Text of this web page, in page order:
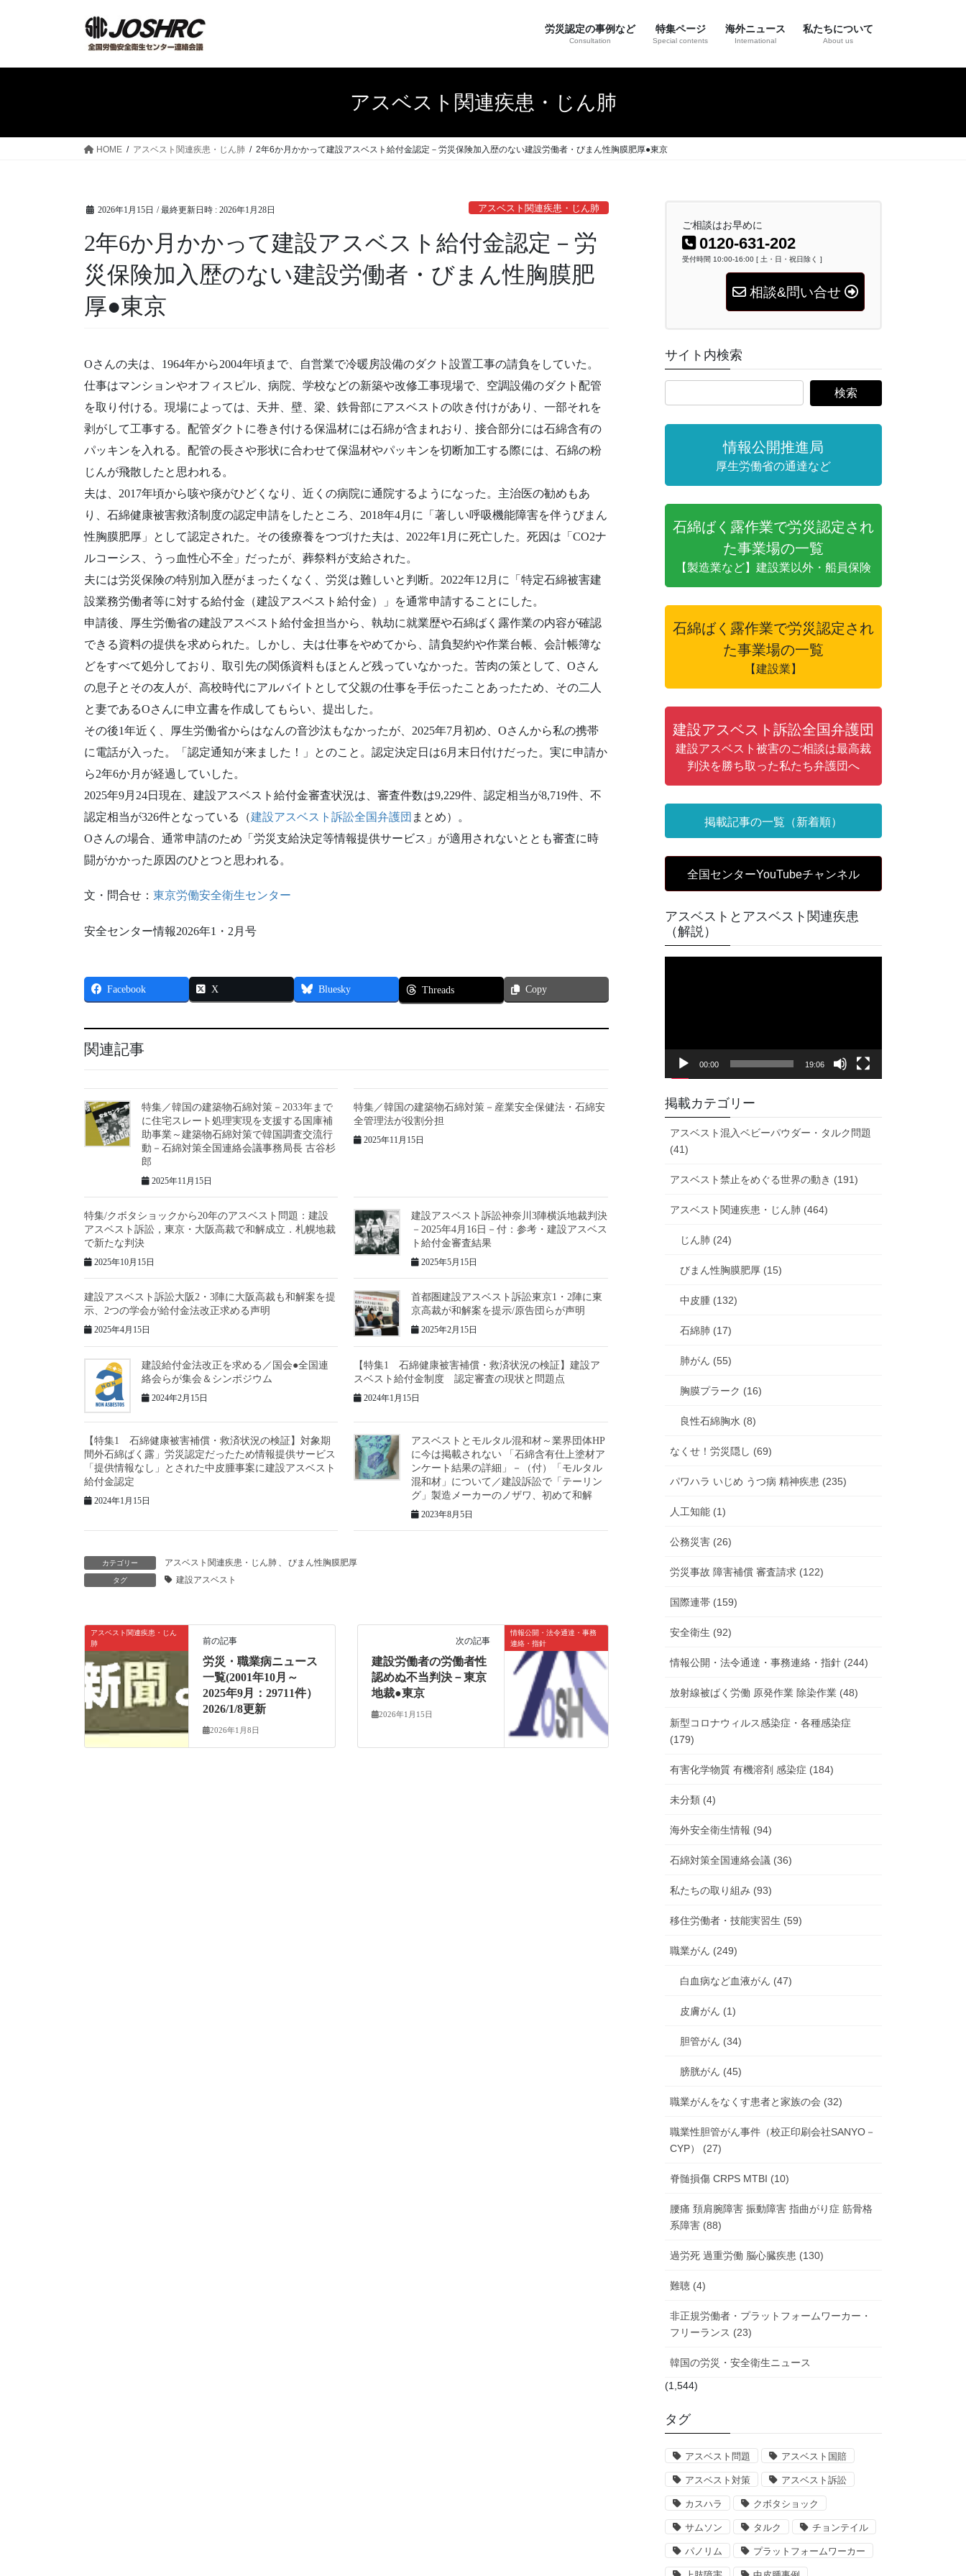
労災認定の事例など
Consultation
特集ページ
Special contents
海外ニュース
International
私たちについて
About us
アスベスト関連疾患・じん肺
HOME アスベスト関連疾患・じん肺 2年6か月かかって建設アスベスト給付金認定－労災保険加入歴のない建設労働者・びまん性胸膜肥厚●東京
2026年1月15日 / 最終更新日時 : 2026年1月28日 アスベスト関連疾患・じん肺
2年6か月かかって建設アスベスト給付金認定－労
災保険加入歴のない建設労働者・びまん性胸膜肥
厚●東京
Oさんの夫は、1964年から2004年頃まで、自営業で冷暖房設備のダクト設置工事の請負をしていた。
仕事はマンションやオフィスピル、病院、学校などの新築や改修工事現場で、空調設備のダクト配管
を取り付ける。現場によっては、天井、壁、梁、鉄骨部にアスベストの吹き付けがあり、一部それを
剥がして工事する。配管ダクトに巻き付ける保温材には石綿が含まれおり、接合部分には石綿含有の
パッキンを入れる。配管の長さや形状に合わせて保温材やパッキンを切断加工する際には、石綿の粉
じんが飛散したと思われる。
夫は、2017年頃から咳や痰がひどくなり、近くの病院に通院するようになった。主治医の勧めもあ
り、石綿健康被害救済制度の認定申請をしたところ、2018年4月に「著しい呼吸機能障害を伴うびまん
性胸膜肥厚」として認定された。その後療養をつづけた夫は、2022年1月に死亡した。死因は「CO2ナ
ルコーシス、うっ血性心不全」だったが、葬祭料が支給された。
夫には労災保険の特別加入歴がまったくなく、労災は難しいと判断。2022年12月に「特定石綿被害建
設業務労働者等に対する給付金（建設アスベスト給付金）」を通常申請することにした。
申請後、厚生労働省の建設アスベスト給付金担当から、執劫に就業歴や石綿ばく露作業の内容が確認
できる資料の提供を求められた。しかし、夫は仕事をやめてから、請負契約や作業台帳、会計帳簿な
どをすべて処分しており、取引先の関係資料もほとんど残っていなかった。苦肉の策として、Oさん
の息子とその友人が、高校時代にアルバイトとして父親の仕事を手伝ったことあったため、その二人
と妻であるOさんに申立書を作成してもらい、提出した。
その後1年近く、厚生労働省からはなんの音沙汰もなかったが、2025年7月初め、Oさんから私の携帯
に電話が入った。「認定通知が来ました！」とのこと。認定決定日は6月末日付けだった。実に申請か
ら2年6か月が経過していした。
2025年9月24日現在、建設アスベスト給付金審査状況は、審査件数は9,229件、認定相当が8,719件、不
認定相当が326件となっている（建設アスベスト訴訟全国弁護団 まとめ）。
Oさんの場合、通常申請のため「労災支給決定等情報提供サービス」が適用されないととも審査に時
闘がかかった原因のひとつと思われる。
文・問合せ： 東京労働安全衛生センター
安全センター情報2026年1・2月号
Facebook X Bluesky Threads Copy
関連記事
特集／韓国の建築物石綿対策－2033年まで
に住宅スレート処理実現を支援する国庫補
助事業～建築物石綿対策で韓国調査交流行
動－石綿対策全国連絡会議事務局長 古谷杉
郎
2025年11月15日
特集／韓国の建築物石綿対策－産業安全保健法・石綿安
全管理法が役割分担
2025年11月15日
特集/クボタショックから20年のアスベスト問題：建設
アスベスト訴訟，東京・大阪高裁で和解成立．札幌地裁
で新たな判決
2025年10月15日
建設アスベスト訴訟神奈川3陣横浜地裁判決
－2025年4月16日－付：参考・建設アスベス
ト給付金審査結果
2025年5月15日
建設アスベスト訴訟大阪2・3陣に大阪高裁も和解案を提
示、2つの学会が給付金法改正求める声明
2025年4月15日
首都圏建設アスベスト訴訟東京1・2陣に東
京高裁が和解案を提示/原告団らが声明
2025年2月15日
建設給付金法改正を求める／国会●全国連
絡会らが集会＆シンポジウム
2024年2月15日
【特集1 石綿健康被害補償・救済状況の検証】建設ア
スベスト給付金制度 認定審査の現状と問題点
2024年1月15日
【特集1 石綿健康被害補償・救済状況の検証】対象期
間外石綿ばく露」労災認定だったため情報提供サービス
「提供情報なし」とされた中皮腫事案に建設アスベスト
給付金認定
2024年1月15日
アスベストとモルタル混和材～業界団体HP
に今は掲載されない 「石綿含有仕上塗材ア
ンケート結果の詳細」－（付）「モルタル
混和材」について／建設訴訟で「テーリン
グ」製造メーカーのノザワ、初めて和解
2023年8月5日
カテゴリー アスベスト関連疾患・じん肺 、 びまん性胸膜肥厚
タグ 建設アスベスト
アスベスト関連疾患・じん
肺
前の記事
労災・職業病ニュース
一覧(2001年10月～
2025年9月：29711件）
2026/1/8更新
2026年1月8日
情報公開・法令通達・事務
連絡・指針
次の記事
建設労働者の労働者性
認めぬ不当判決－東京
地裁●東京
2026年1月15日
ご相談はお早めに
0120-631-202
受付時間 10:00-16:00 [ 土・日・祝日除く ]
相談&問い合せ
サイト内検索
情報公開推進局
厚生労働省の通達など
石綿ばく露作業で労災認定され
た事業場の一覧
【製造業など】建設業以外・船員保険
石綿ばく露作業で労災認定され
た事業場の一覧
【建設業】
建設アスベスト訴訟全国弁護団
建設アスベスト被害のご相談は最高裁
判決を勝ち取った私たち弁護団へ
掲載記事の一覧（新着順）
全国センターYouTubeチャンネル
アスベストとアスベスト関連疾患
（解説）
ヤ
00:00 19:06
掲載カテゴリー
アスベスト混入ベビーパウダー・タルク問題
(41)
アスベスト禁止をめぐる世界の動き (191)
アスベスト関連疾患・じん肺 (464)
じん肺 (24)
びまん性胸膜肥厚 (15)
中皮腫 (132)
石綿肺 (17)
肺がん (55)
胸膜プラーク (16)
良性石綿胸水 (8)
なくせ！労災隠し (69)
パワハラ いじめ うつ病 精神疾患 (235)
人工知能 (1)
公務災害 (26)
労災事故 障害補償 審査請求 (122)
国際連帯 (159)
安全衛生 (92)
情報公開・法令通達・事務連絡・指針 (244)
放射線被ばく労働 原発作業 除染作業 (48)
新型コロナウィルス感染症・各種感染症
(179)
有害化学物質 有機溶剤 感染症 (184)
未分類 (4)
海外安全衛生情報 (94)
石綿対策全国連絡会議 (36)
私たちの取り組み (93)
移住労働者・技能実習生 (59)
職業がん (249)
白血病など血液がん (47)
皮膚がん (1)
胆管がん (34)
膀胱がん (45)
職業がんをなくす患者と家族の会 (32)
職業性胆管がん事件（校正印刷会社SANYO－
CYP） (27)
脊髄損傷 CRPS MTBI (10)
腰痛 頚肩腕障害 振動障害 指曲がり症 筋骨格
系障害 (88)
過労死 過重労働 脳心臓疾患 (130)
難聴 (4)
非正規労働者・プラットフォームワーカー・
フリーランス (23)
韓国の労災・安全衛生ニュース
(1,544)
タグ
アスベスト問題 アスベスト国賠
アスベスト対策 アスベスト訴訟
カスハラ クボタショック
サムソン タルク チョンテイル
パノリム プラットフォームワーカー